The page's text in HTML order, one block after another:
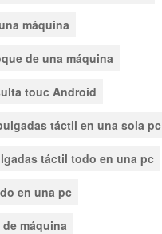
máquina
de una máquina
touc Android
táctil en una sola pc
táctil todo en una pc
en una pc
máquina